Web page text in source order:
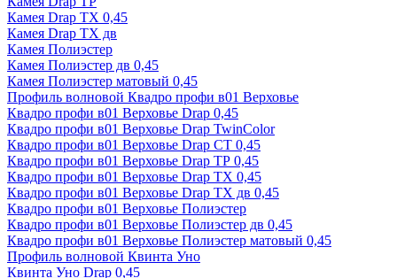
Камея Drap ТХ 0,45
Камея Drap ТХ дв
Камея Полиэстер
Камея Полиэстер дв 0,45
Камея Полиэстер матовый 0,45
Профиль волновой Квадро профи в01 Верховье
Квадро профи в01 Верховье Drap 0,45
Квадро профи в01 Верховье Drap TwinColor
Квадро профи в01 Верховье Drap СТ 0,45
Квадро профи в01 Верховье Drap ТР 0,45
Квадро профи в01 Верховье Drap ТХ 0,45
Квадро профи в01 Верховье Drap ТХ дв 0,45
Квадро профи в01 Верховье Полиэстер
Квадро профи в01 Верховье Полиэстер дв 0,45
Квадро профи в01 Верховье Полиэстер матовый 0,45
Профиль волновой Квинта Уно
Квинта Уно Drap 0,45